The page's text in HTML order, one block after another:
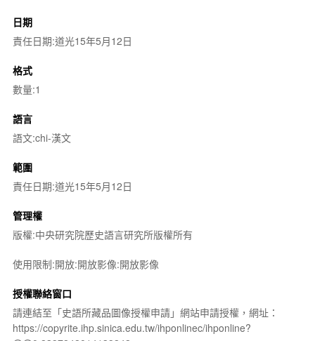
日期
責任日期:道光15年5月12日
格式
數量:1
語言
語文:chi-漢文
範圍
責任日期:道光15年5月12日
管理權
版權:中央研究院歷史語言研究所版權所有
使用限制:開放:開放影像:開放影像
授權聯絡窗口
請連結至「史語所藏品圖像授權申請」網站申請授權，網址：
https://copyrite.ihp.sinica.edu.tw/ihponlinec/ihponline?